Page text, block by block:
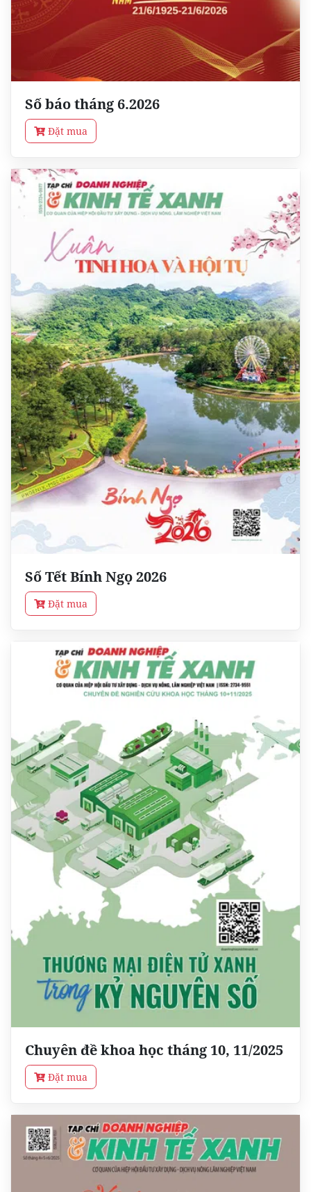
Số báo tháng 6.2026
Đặt mua
Số Tết Bính Ngọ 2026
Đặt mua
Chuyên đề khoa học tháng 10, 11/2025
Đặt mua